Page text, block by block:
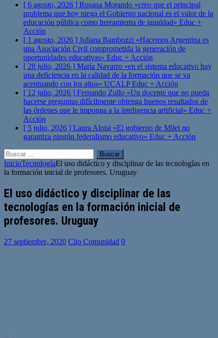
[ 6 agosto, 2026 ] Rosana Morando «creo que el principal
problema que hoy niega el Gobierno nacional es el valor de la
educación pública como herramienta de igualdad» Educ +
Acción
[ 1 agosto, 2026 ] Juliana Bambozzi «Hacemos Argentina es
una Asociación Civil comprometida la generación de
oportunidades educativas» Educ + Acción
[ 28 julio, 2026 ] María Navarro «en el sistema educativo hay
una deficiencia en la calidad de la formación que se va
acentuando con los años» UCALPEduc + Acción
[ 12 julio, 2026 ] Fernando Zullo «Un docente que no pueda
hacerse preguntas difícilmente obtenga buenos resultados de
las órdenes que le imponga a la inteligencia artificial» Educ +
Acción
[ 5 julio, 2026 ] Laura Aloisi «El gobierno de Milei no
garantiza ningún federalismo educativo» Educ + Acción
Buscar:
InicioTecnologíaEl uso didáctico y disciplinar de las tecnologías en
la formación inicial de profesores. Uruguay
El uso didáctico y disciplinar de las
tecnologías en la formación inicial de
profesores. Uruguay
27 septiembre, 2020 Clio Comunidad 0